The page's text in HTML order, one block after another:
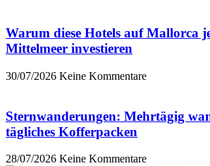
Warum diese Hotels auf Mallorca
Mittelmeer investieren
30/07/2026 Keine Kommentare
Sternwanderungen: Mehrtägig
tägliches Kofferpacken
28/07/2026 Keine Kommentare